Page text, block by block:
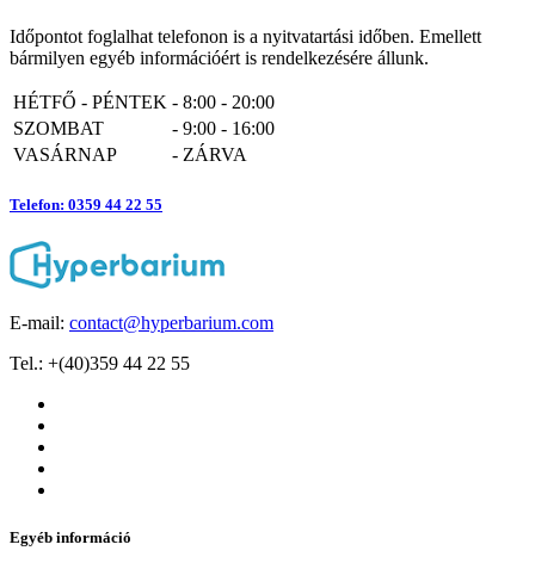
Időpontot foglalhat telefonon is a nyitvatartási időben. Emellett
bármilyen egyéb információért is rendelkezésére állunk.
HÉTFŐ - PÉNTEK - 8:00 - 20:00
SZOMBAT
- 9:00 - 16:00
VASÁRNAP
- ZÁRVA
Telefon: 0359 44 22 55
E-mail: contact@hyperbarium.com
Tel.: +(40)359 44 22 55
Egyéb információ